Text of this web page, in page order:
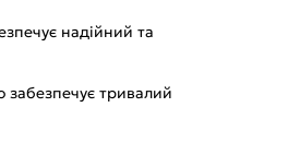
надійний та
забезпечує тривалий